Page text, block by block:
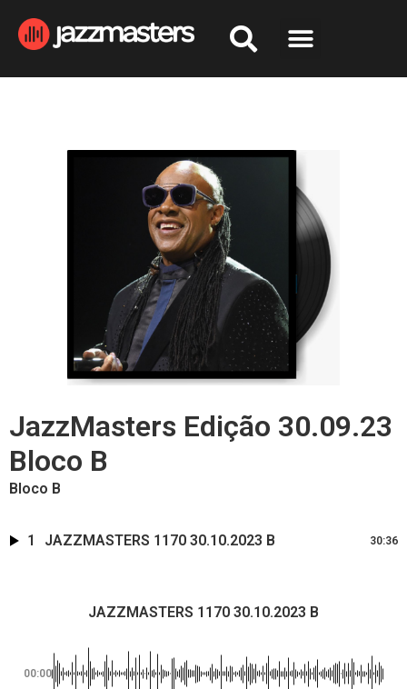
JazzMasters Edição 30.09.23
Bloco B
Bloco B
1 JAZZMASTERS 1170 30.10.2023 B 30:36
JAZZMASTERS 1170 30.10.2023 B
00:00